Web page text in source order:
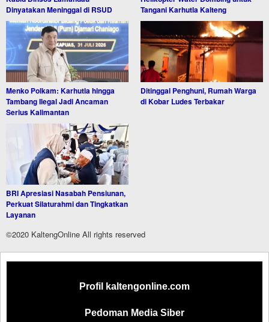
Dinyatakan Meninggal di RSUD
Tangani Karhutla Kalteng
Menko Polkam: Karhutla hingga
Tambang Ilegal Jadi Ancaman
Serius Kalimantan
Ditinggal Penghuni, Rumah Warga
di Kobar Ludes Terbakar
BRI Apresiasi Nasabah Pensiunan,
Perkuat Silaturahmi dan Tingkatkan
Layanan
©2020 KaltengOnline All rights reserved
Profil kaltengonline.com
Pedoman Media Siber